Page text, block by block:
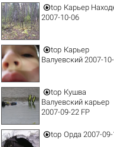
top Карьер
2007-10-06
top Карьер
Валуевский 2007-
top Кушва
Валуевский карьер
2007-09-22 FP
top Орда 2007-